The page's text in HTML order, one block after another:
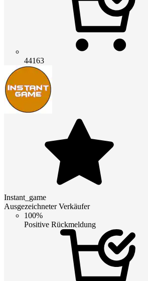
44163
Instant_game
Ausgezeichneter Verkäufer
100%
Positive Rückmeldung